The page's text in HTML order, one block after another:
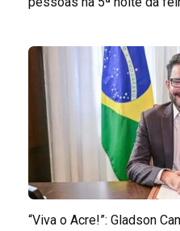
“Viva o Acre!”: Gladson